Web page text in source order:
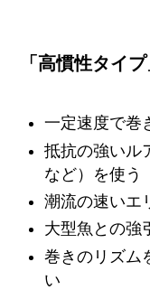
「高慣性タイ
一定速度で巻
抵抗の強いル
など）を使う
潮流の速いエ
大型魚との強
巻きのリズム
い